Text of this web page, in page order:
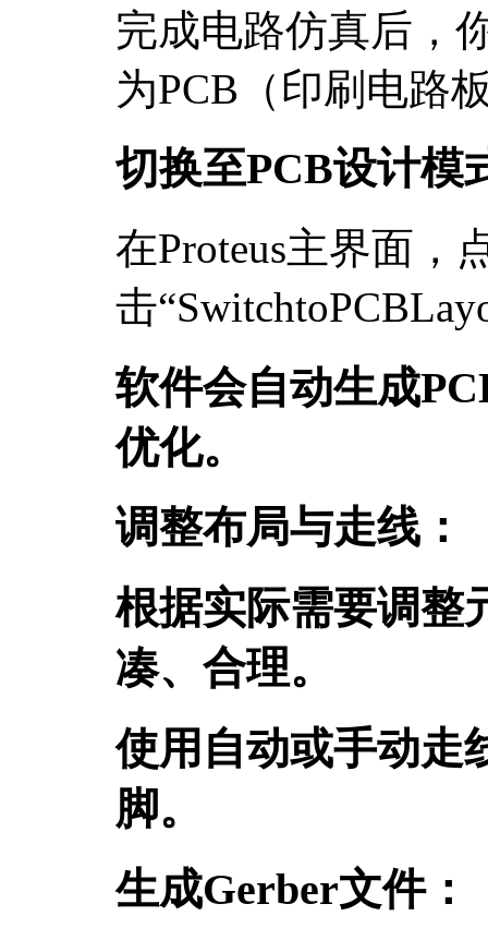
完成电路仿真后，
为PCB（印刷电路
切换至PCB设计模
在Proteus主界面，
击
软件会自动生成
优化。
调整布局与走线：
根据实际需要调整
凑、合理。
使用自动或手动走
脚。
生成Gerber文件：